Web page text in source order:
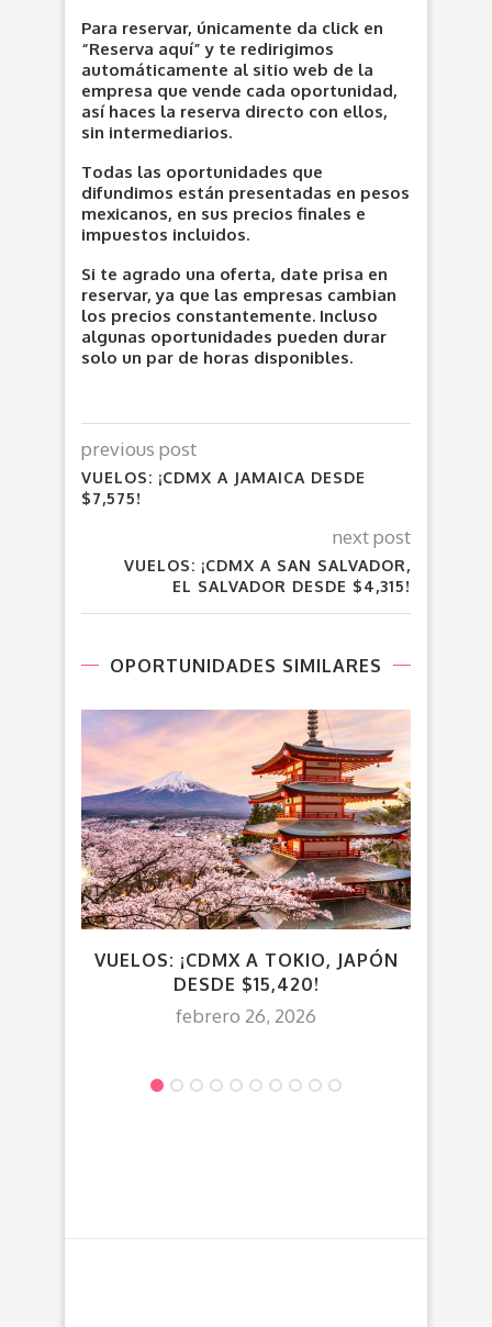
Para reservar, únicamente da click en
“Reserva aquí” y te redirigimos
automáticamente al sitio web de la
empresa que vende cada oportunidad,
así haces la reserva directo con ellos,
sin intermediarios.
Todas las oportunidades que
difundimos están presentadas en pesos
mexicanos, en sus precios finales e
impuestos incluidos.
Si te agrado una oferta, date prisa en
reservar, ya que las empresas cambian
los precios constantemente. Incluso
algunas oportunidades pueden durar
solo un par de horas disponibles.
previous post
VUELOS: ¡CDMX A JAMAICA DESDE
$7,575!
next post
VUELOS: ¡CDMX A SAN SALVADOR,
EL SALVADOR DESDE $4,315!
OPORTUNIDADES SIMILARES
VUELOS: ¡CDMX A TOKIO, JAPÓN
DESDE $15,420!
febrero 26, 2026